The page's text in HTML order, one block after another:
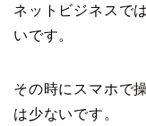
ネットビジネスで
いです。
その時にスマホで
は少ないです。